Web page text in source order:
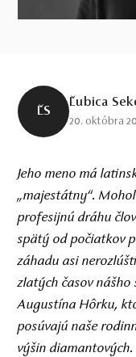
ĽS
Ľubica
20. októbra
Jeho meno má
„majestátny“.
profesijnú dráhu
spätý od počiatkov
záhadu asi
zlatých časov
Augustína Hôrku,
posúvajú naše
výšin diamantových.